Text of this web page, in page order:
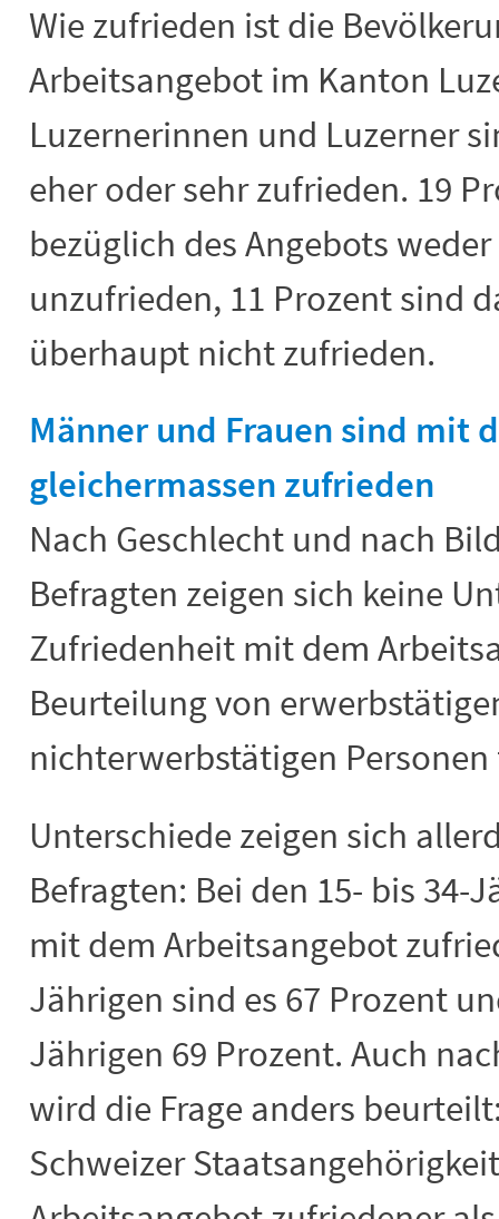
Wie zufrieden ist die
Arbeitsangebot im Kanton
Luzernerinnen und Luzerner
eher oder sehr zufrieden. 19
bezüglich des Angebots
unzufrieden, 11 Prozent sind
überhaupt nicht zufrieden.
Männer und Frauen sind mit
gleichermassen zufrieden
Nach Geschlecht und nach
Befragten zeigen sich keine
Zufriedenheit mit dem
Beurteilung von
nichterwerbstätigen
Unterschiede zeigen sich
Befragten: Bei den 15- bis 34-
mit dem Arbeitsangebot
Jährigen sind es 67 Prozent
Jährigen 69 Prozent. Auch
wird die Frage anders
Schweizer